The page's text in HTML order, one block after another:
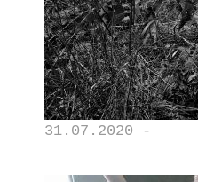
31.07.2020 -